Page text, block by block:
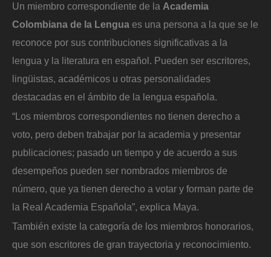
Un miembro correspondiente de la Academia
Colombiana de la Lengua es una persona a la que se le
reconoce por sus contribuciones significativas a la
lengua y la literatura en español. Pueden ser escritores,
lingüistas, académicos u otras personalidades
destacadas en el ámbito de la lengua española.
“Los miembros correspondientes no tienen derecho a
voto, pero deben trabajar por la academia y presentar
publicaciones; pasado un tiempo y de acuerdo a sus
desempeños pueden ser nombrados miembros de
número, que ya tienen derecho a votar y forman parte de
la Real Academia Española”, explica Maya.
También existe la categoría de los miembros honorarios,
que son escritores de gran trayectoria y reconocimiento.